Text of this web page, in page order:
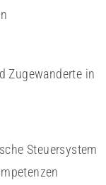
Zugewanderte in
Steuersystem